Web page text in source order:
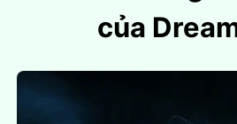
của